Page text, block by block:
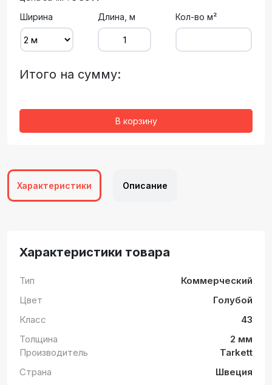
Ширина
Длина, м Кол-во м²
Итого на сумму:
В корзину
Характеристики Описание
Характеристики товара
Тип
Коммерческий
Цвет
Голубой
Класс
43
Толщина
2 мм
Производитель
Tarkett
Страна
Швеция